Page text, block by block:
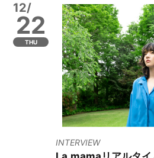
12/
22
THU
INTERVIEW